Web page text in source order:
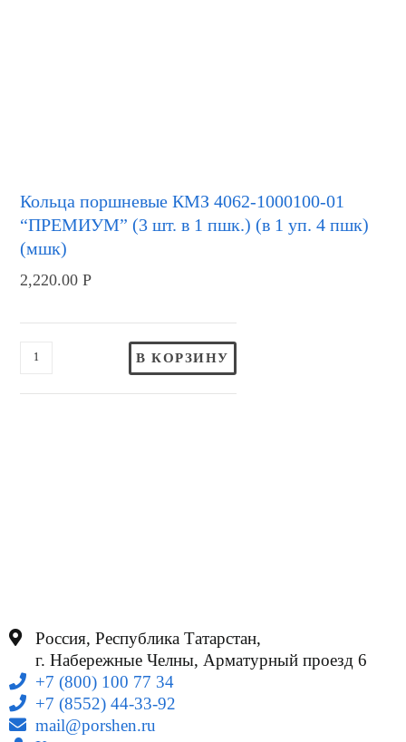
Кольца поршневые КМЗ 4062-1000100-01
“ПРЕМИУМ” (3 шт. в 1 пшк.) (в 1 уп. 4 пшк)
(мшк)
2,220.00Р
В КОРЗИНУ
Россия, Республика Татарстан,
г. Набережные Челны, Арматурный проезд 6
+7 (800) 100 77 34
+7 (8552) 44-33-92
mail@porshen.ru